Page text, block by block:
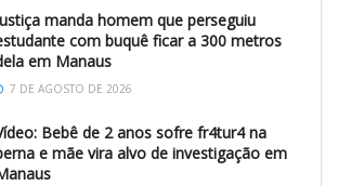
manda homem que perseguiu
com buquê ficar a 300 metros
em Manaus
7 DE AGOSTO DE 2026
Bebê de 2 anos sofre fr4tur4 na
e mãe vira alvo de investigação em